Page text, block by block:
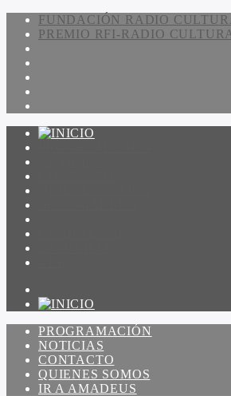
FUNDACIÓN RADIO
PREMIO RFI-RADIO
PROGRAMACIÓN
NOTICIAS
CONTACTO
QUIENES SOMOS
IR A AMADEUS